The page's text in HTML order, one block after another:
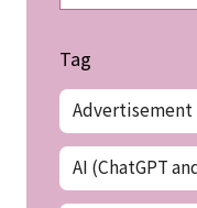
Tag
Advertisement
AI (ChatGPT